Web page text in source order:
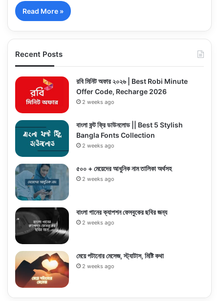
Read More »
Recent Posts
রবি মিনিট অফার ২০২৬ | Best Robi Minute
Offer Code, Recharge 2026
2 weeks ago
বাংলা ফন্ট ফ্রি ডাউনলোড || Best 5 Stylish
Bangla Fonts Collection
2 weeks ago
৫০০ + মেয়েদের আধুনিক নাম তালিকা অর্থসহ
2 weeks ago
বাংলা গানের ক্যাপশন ফেসবুকের ছবির জন্য
2 weeks ago
মেয়ে পটানোর মেসেজ, স্ট্যাটাস, মিষ্টি কথা
2 weeks ago